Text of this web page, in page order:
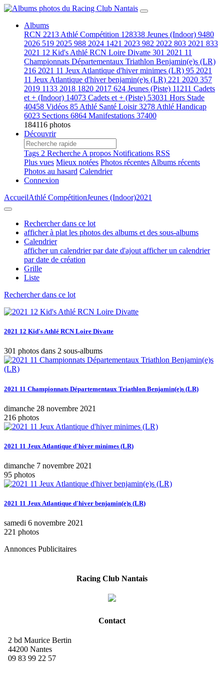
Albums
RCN 2213 Athlé Compétition 128338 Jeunes (Indoor) 9480
2026 519 2025 988 2024 1421 2023 982 2022 803 2021 833
2021 12 Kid's Athlé RCN Loire Divatte 301 2021 11
Championnats Départementaux Triathlon Benjamin(e)s (LR)
216 2021 11 Jeux Atlantique d'hiver minimes (LR) 95 2021
11 Jeux Atlantique d'hiver benjamin(e)s (LR) 221 2020 357
2019 1133 2018 1820 2017 624 Jeunes (Piste) 11211 Cadets
et + (Indoor) 14073 Cadets et + (Piste) 53031 Hors Stade
40458 Vidéos 85 Athlé Santé Loisir3278 Athlé Handicap
6023 Sections 6864 Manifestations 37400
184116 photos
Découvrir
Tags 2 Recherche A propos Notifications RSS
Plus vues Mieux notées Photos récentes Albums récents
Photos au hasard Calendrier
Connexion
AccueilAthlé CompétitionJeunes (Indoor)2021
Rechercher dans ce lot
afficher à plat les photos des albums et des sous-albums
Calendrier
afficher un calendrier par date d'ajout afficher un calendrier
par date de création
Grille
Liste
Rechercher dans ce lot
2021 12 Kid's Athlé RCN Loire Divatte
301 photos dans 2 sous-albums
2021 11 Championnats Départementaux Triathlon Benjamin(e)s (LR)
dimanche 28 novembre 2021
216 photos
2021 11 Jeux Atlantique d'hiver minimes (LR)
dimanche 7 novembre 2021
95 photos
2021 11 Jeux Atlantique d'hiver benjamin(e)s (LR)
samedi 6 novembre 2021
221 photos
Annonces Publicitaires
Racing Club Nantais
Contact
2 bd Maurice Bertin
44200 Nantes
09 83 99 22 57